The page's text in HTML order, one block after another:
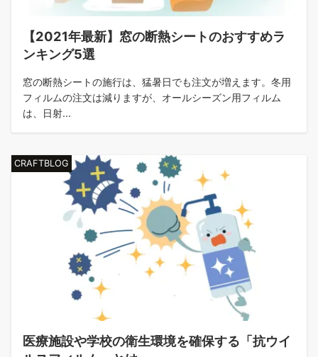
【2021年最新】窓の断熱シートのおすすめラ
ンキング5選
窓の断熱シートの施行は、猛暑日でも注文が増えます。冬用
フィルムの注文は減りますが、オールシーズン用フィルム
は、日射...
CRAFTBLOG
医療施設や学校の衛生環境を確保する「抗ウイ